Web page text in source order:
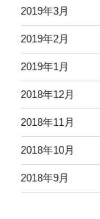
2019年3月
2019年2月
2019年1月
2018年12月
2018年11月
2018年10月
2018年9月